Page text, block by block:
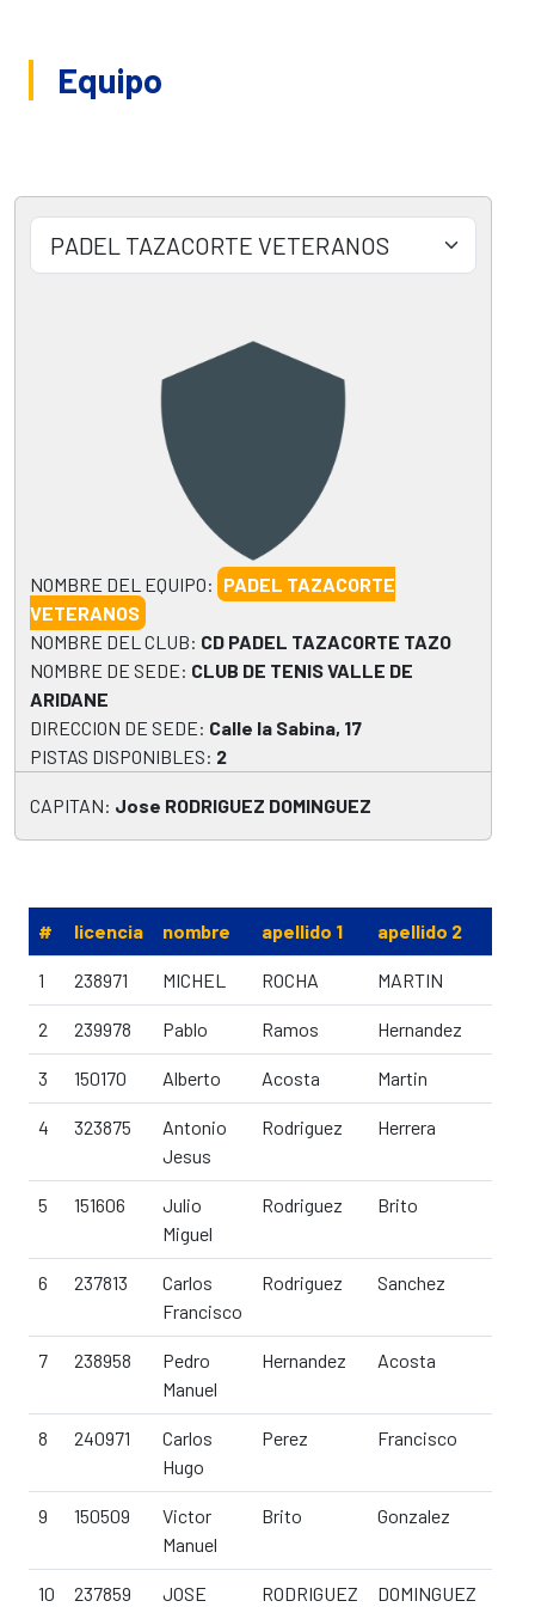
Equipo
NOMBRE DEL EQUIPO: PADEL TAZACORTE
VETERANOS
NOMBRE DEL CLUB: CD PADEL TAZACORTE TAZO
NOMBRE DE SEDE: CLUB DE TENIS VALLE DE
ARIDANE
DIRECCION DE SEDE: Calle la Sabina, 17
PISTAS DISPONIBLES: 2
CAPITAN: Jose RODRIGUEZ DOMINGUEZ
# licencia nombre apellido 1 apellido 2
1 238971 MICHEL ROCHA MARTIN
2 239978 Pablo Ramos Hernandez
3 150170 Alberto Acosta Martin
4 323875
Antonio
Jesus
Rodriguez Herrera
5 151606
Julio
Miguel
Rodriguez Brito
6 237813
Carlos
Francisco
Rodriguez Sanchez
7 238958
Pedro
Manuel
Hernandez Acosta
8 240971
Carlos
Hugo
Perez Francisco
9 150509
Victor
Manuel
Brito Gonzalez
10 237859 JOSE RODRIGUEZ DOMINGUEZ